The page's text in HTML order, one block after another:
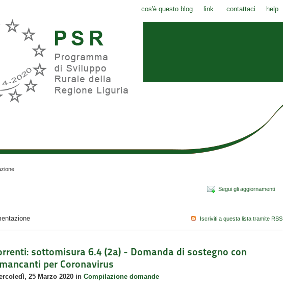
cos'è questo blog link contattaci help
Segui gli aggiornamenti
Iscriviti a questa lista tramite RSS
sottomisura 6.4 (2a) - Domanda di sostegno con
per Coronavirus
25 Marzo 2020 in Compilazione domande